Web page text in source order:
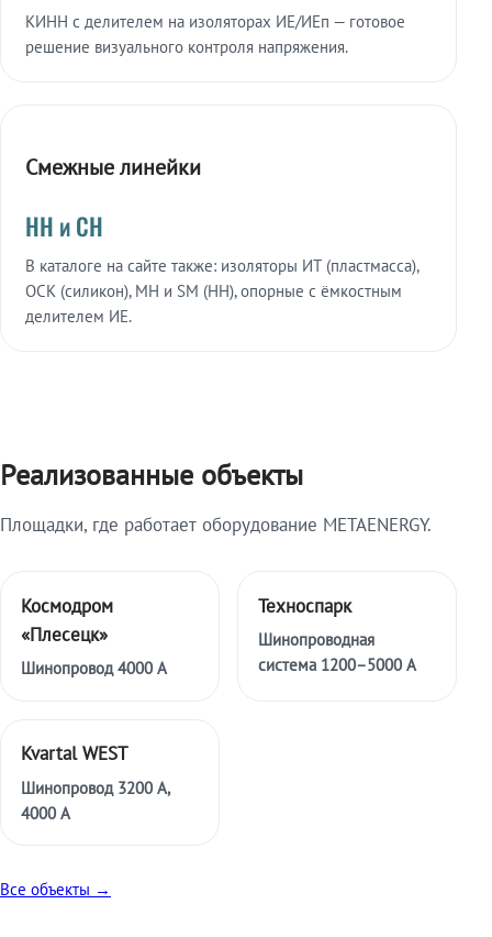
КИНН с делителем на изоляторах ИЕ/ИЕп — готовое
решение визуального контроля напряжения.
Смежные линейки
НН и СН
В каталоге на сайте также: изоляторы ИТ (пластмасса),
ОСК (силикон), МН и SM (НН), опорные с ёмкостным
делителем ИЕ.
Реализованные объекты
Площадки, где работает оборудование METAENERGY.
Космодром
«Плесецк»
Шинопровод 4000 А
Техноспарк
Шинопроводная
система 1200–5000 А
Kvartal WEST
Шинопровод 3200 А,
4000 А
Все объекты →